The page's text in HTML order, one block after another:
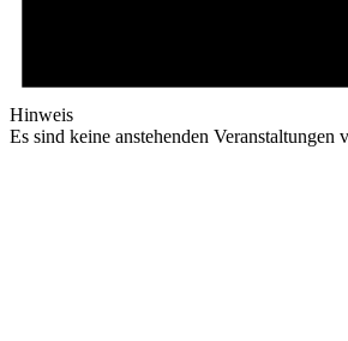
Hinweis
Es sind keine anstehenden Veranstaltungen